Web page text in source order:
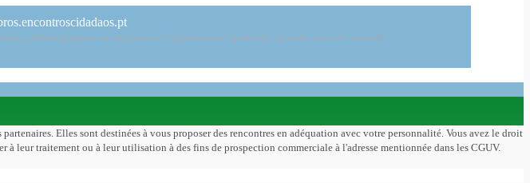
philosophiques ou religieuses, l’appartenance syndicale, la santé ou la vie sexuelle
Elles sont destinées à vous proposer des rencontres en adéquation avec votre personnalité. Vous avez le droit
leur traitement ou à leur utilisation à des fins de prospection commerciale à l'adresse mentionnée dans les CGUV.